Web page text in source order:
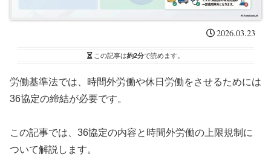
2026.03.23
この記事は約2分で読めます。
労働基準法では、時間外労働や休日労働をさせるためには
36協定の締結が必要です。
この記事では、36協定の内容と時間外労働の上限規制に
ついて解説します。